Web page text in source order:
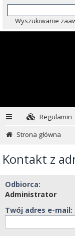
Wyszukiwanie
Regulamin
Strona główna
Kontakt z
Odbiorca:
Administrator
Twój adres e-mail: